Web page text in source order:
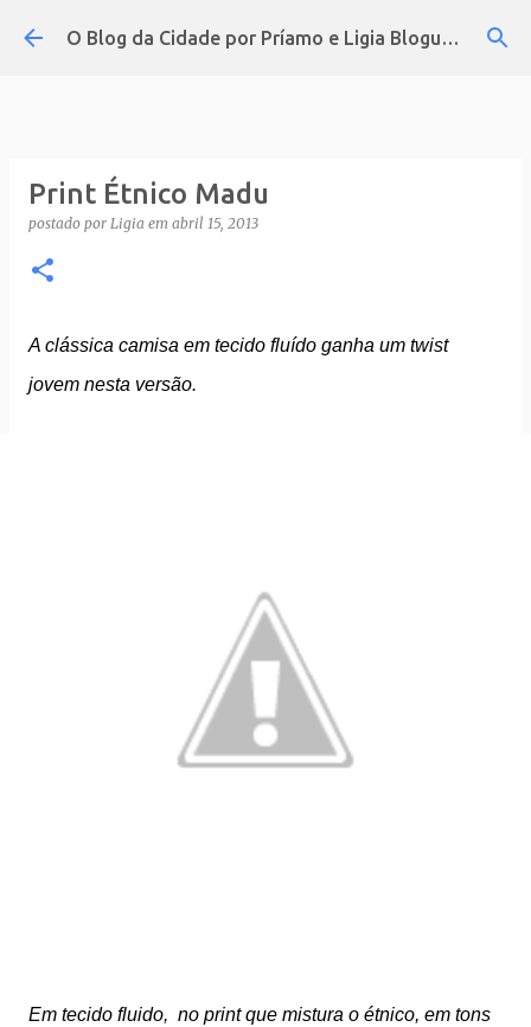
Pular para o conteúdo principal O Blog da Cidade por Príamo e Ligia Blogueira
Print Étnico Madu
postado por Ligia em abril 15, 2013
A clássica camisa em tecido fluído ganha um twist
jovem nesta versão.
Em tecido fluido, no print que mistura o étnico, em tons